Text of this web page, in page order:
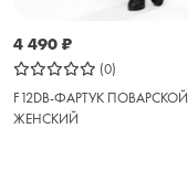
4 490 ₽
(0)
F12DB-ФАРТУК ПОВАРСКОЙ
ЖЕНСКИЙ